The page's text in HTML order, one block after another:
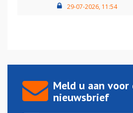
29-07-2026, 11:54
Meld u aan voor
nieuwsbrief